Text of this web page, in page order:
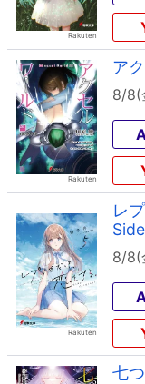
ア
8/8(
レ
8/8(
七